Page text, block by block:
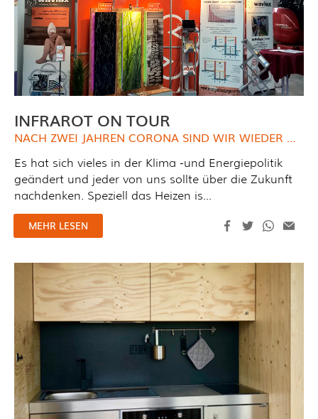
INFRAROT ON TOUR
NACH ZWEI JAHREN CORONA SIND WIR WIEDER MIT UNSEREM MESSESTAND UND UNSEREM TEAM UNTERWEGS.
Es hat sich vieles in der Klima -und Energiepolitik
geändert und jeder von uns sollte über die Zukunft
nachdenken. Speziell das Heizen is...
MEHR LESEN